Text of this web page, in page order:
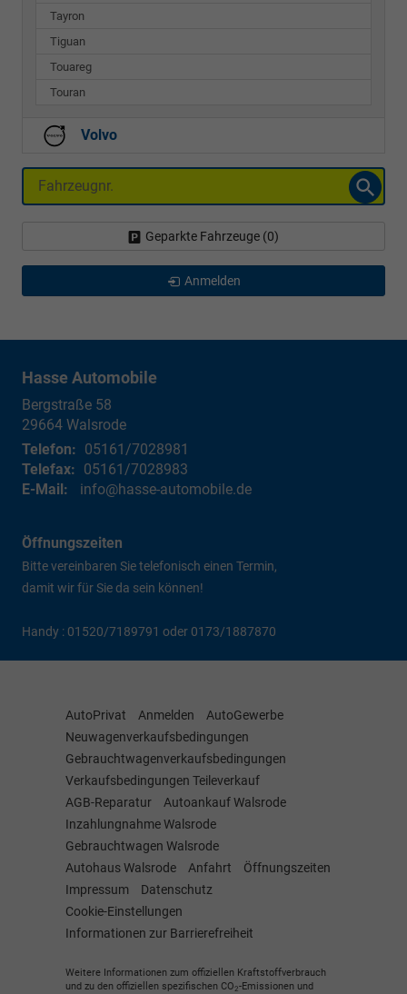
Tayron
Tiguan
Touareg
Touran
Volvo
Fahrzeugnr.
Geparkte Fahrzeuge (0)
Anmelden
Hasse Automobile
Bergstraße 58
29664 Walsrode
Telefon: 05161/7028981
Telefax: 05161/7028983
E-Mail:
info@hasse-automobile.de
Öffnungszeiten
Bitte vereinbaren Sie telefonisch einen Termin,
damit wir für Sie da sein können!
Handy : 01520/7189791 oder 0173/1887870
AutoPrivat Anmelden
AutoGewerbe
Neuwagenverkaufsbedingungen
Gebrauchtwagenverkaufsbedingungen
Verkaufsbedingungen Teileverkauf
AGB-Reparatur
Autoankauf Walsrode
Inzahlungnahme Walsrode
Gebrauchtwagen Walsrode
Autohaus Walsrode
Anfahrt
Öffnungszeiten
Impressum
Datenschutz
Cookie-Einstellungen
Informationen zur Barrierefreiheit
Weitere Informationen zum offiziellen Kraftstoffverbrauch
und zu den offiziellen spezifischen CO2-Emissionen und